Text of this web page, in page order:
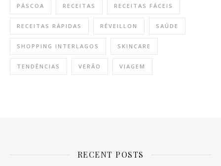
PÁSCOA RECEITAS RECEITAS FÁCEIS
RECEITAS RÁPIDAS RÉVEILLON SAÚDE
SHOPPING INTERLAGOS SKINCARE
TENDÊNCIAS VERÃO VIAGEM
RECENT POSTS